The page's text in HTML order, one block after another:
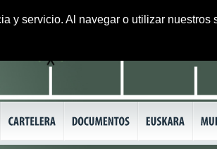
y servicio. Al navegar o utilizar